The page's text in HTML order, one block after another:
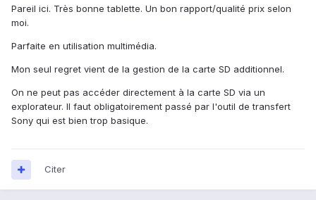
Pareil ici. Très bonne tablette. Un bon rapport/qualité prix selon
moi.
Parfaite en utilisation multimédia.
Mon seul regret vient de la gestion de la carte SD additionnel.
On ne peut pas accéder directement à la carte SD via un
explorateur. Il faut obligatoirement passé par l'outil de transfert
Sony qui est bien trop basique.
Citer